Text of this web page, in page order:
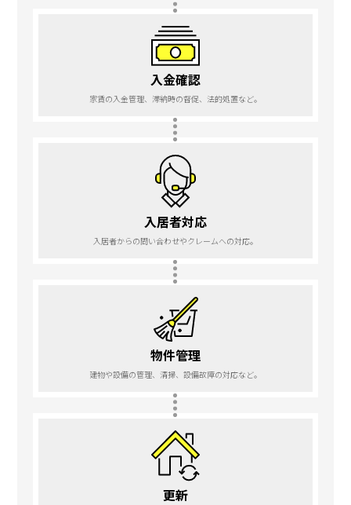
入金確認
家賃の入金管理、滞納時の督促、法的処置など。
入居者対応
入居者からの問い合わせやクレームへの対応。
物件管理
建物や設備の管理、清掃、設備故障の対応など。
更新